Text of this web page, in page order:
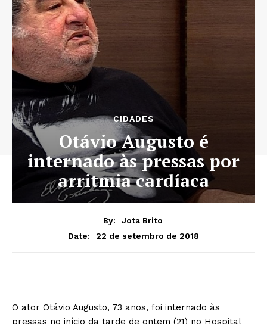
CIDADES
Otávio Augusto é
internado às pressas por
arritmia cardíaca
By:
Jota Brito
Date:
22 de setembro de 2018
O ator Otávio Augusto, 73 anos, foi internado às
pressas no início da tarde de ontem (21) no Hospital